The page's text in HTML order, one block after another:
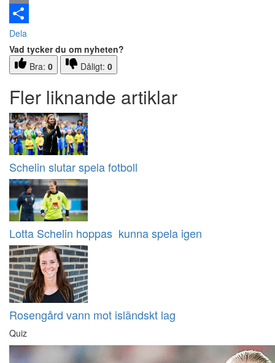
Email
Dela
Vad tycker du om nyheten?
Bra: 0 Dåligt: 0
Fler liknande artiklar
Schelin slutar spela fotboll
Lotta Schelin hoppas kunna spela igen
Rosengård vann mot isländskt lag
Quiz